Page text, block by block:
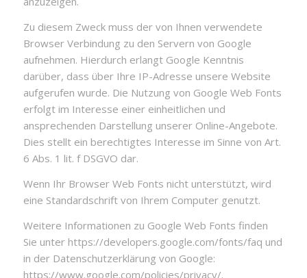
Zu diesem Zweck muss der von Ihnen verwendete
Browser Verbindung zu den Servern von Google
aufnehmen. Hierdurch erlangt Google Kenntnis
darüber, dass über Ihre IP-Adresse unsere Website
aufgerufen wurde. Die Nutzung von Google Web Fonts
erfolgt im Interesse einer einheitlichen und
ansprechenden Darstellung unserer Online-Angebote.
Dies stellt ein berechtigtes Interesse im Sinne von Art.
6 Abs. 1 lit. f DSGVO dar.
Wenn Ihr Browser Web Fonts nicht unterstützt, wird
eine Standardschrift von Ihrem Computer genutzt.
Weitere Informationen zu Google Web Fonts finden
Sie unter https://developers.google.com/fonts/faq und
in der Datenschutzerklärung von Google:
https://www.google.com/policies/privacy/.